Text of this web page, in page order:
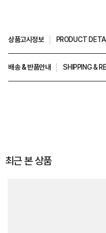
상품고시정보 PRODUCT
배송 & 반품안내 SHIPPING &
최근 본 상품